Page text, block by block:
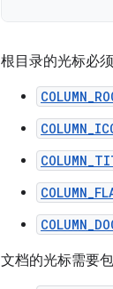
根目录的光标必
文档的光标需要